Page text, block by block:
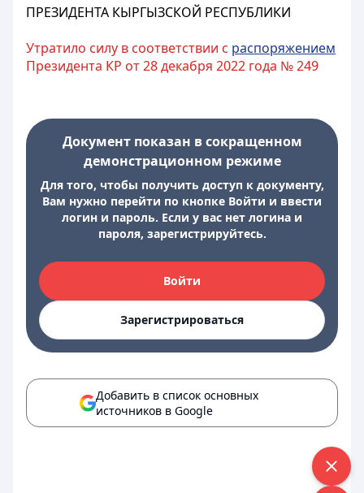
ПРЕЗИДЕНТА КЫРГЫЗСКОЙ РЕСПУБЛИКИ
Утратило силу в соответствии с распоряжением
Президента КР от 28 декабря 2022 года № 249
Документ показан в сокращенном
демонстрационном режиме
Для того, чтобы получить доступ к документу,
Вам нужно перейти по кнопке Войти и ввести
логин и пароль. Если у вас нет логина и
пароля, зарегистрируйтесь.
Войти
Зарегистрироваться
Добавить в список основных
источников в Google